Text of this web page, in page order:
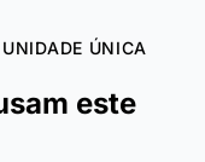
ÚNICA
este